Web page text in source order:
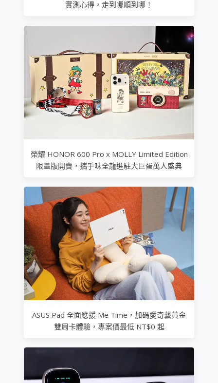
實測心得，走到哪順到哪！
榮耀 HONOR 600 Pro x MOLLY Limited Edition
限量版開賣，攜手味全龍進駐大巨蛋萬人盛典
ASUS Pad 全面應援 Me Time，加碼愛奇藝黃金
雙周卡體驗，專案價最低 NT$0 起